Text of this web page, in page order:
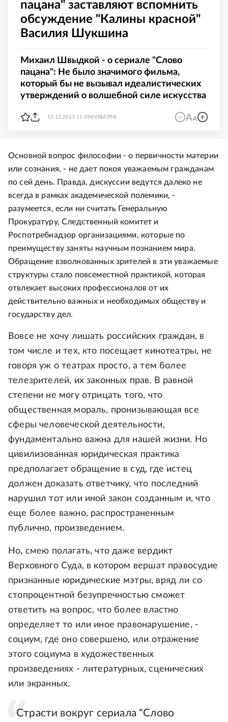
пацана" заставляют вспомнить
обсуждение "Калины красной"
Василия Шукшина
Михаил Швыдкой - о сериале "Слово
пацана": Не было значимого фильма,
который бы не вызывал идеалистических
утверждений о волшебной силе искусства
12.12.2023 11:09 КУЛЬТУРА
Основной вопрос философии - о первичности материи
или сознания, - не дает покоя уважаемым гражданам
по сей день. Правда, дискуссии ведутся далеко не
всегда в рамках академической полемики, -
разумеется, если ни считать Генеральную
Прокуратуру, Следственный комитет и
Роспотребнадзор организациями, которые по
преимуществу заняты научным познанием мира.
Обращение взволнованных зрителей в эти уважаемые
структуры стало повсеместной практикой, которая
отвлекает высоких профессионалов от их
действительно важных и необходимых обществу и
государству дел.
Вовсе не хочу лишать российских граждан, в
том числе и тех, кто посещает кинотеатры, не
говоря уж о театрах просто, а тем более
телезрителей, их законных прав. В равной
степени не могу отрицать того, что
общественная мораль, пронизывающая все
сферы человеческой деятельности,
фундаментально важна для нашей жизни. Но
цивилизованная юридическая практика
предполагает обращение в суд, где истец
должен доказать ответчику, что последний
нарушил тот или иной закон созданным и, что
еще более важно, распространенным
публично, произведением.
Но, смею полагать, что даже вердикт
Верховного Суда, в котором вершат правосудие
признанные юридические мэтры, вряд ли со
стопроцентной безупречностью сможет
ответить на вопрос, что более властно
определяет то или иное правонарушение, -
социум, где оно совершено, или отражение
этого социума в художественных
произведениях - литературных, сценических
или экранных.
Страсти вокруг сериала "Слово